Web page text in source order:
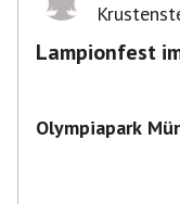
Lampionfest
Olympiapark